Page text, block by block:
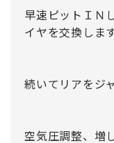
早速ピットＩＮ
イヤを交換しま
続いてリアをジ
空気圧調整、増